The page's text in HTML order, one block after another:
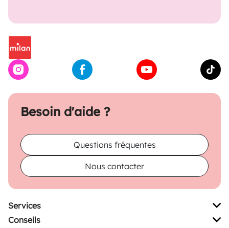
Besoin d'aide ?
Questions fréquentes
Nous contacter
Services
Conseils